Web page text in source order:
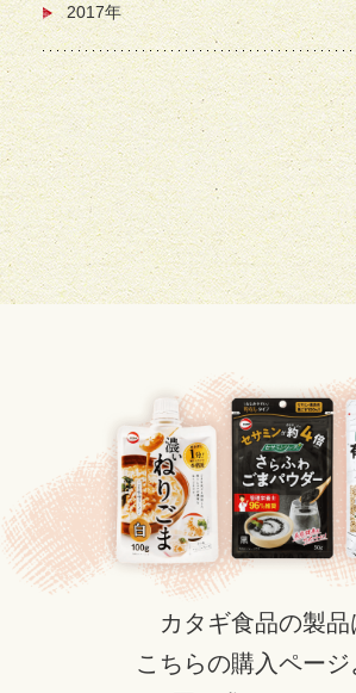
2017年
カタギ食品の製品
こちらの購入ページ